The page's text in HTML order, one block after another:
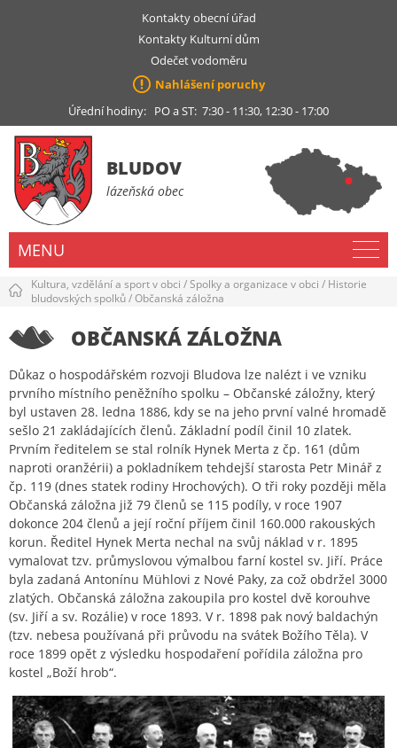
Kontakty obecní úřad
Kontakty Kulturní dům
Odečet vodoměru
Nahlášení poruchy
Úřední hodiny: PO a ST: 7:30 - 11:30, 12:30 - 17:00
BLUDOV
lázeňská obec
MENU
Kultura, vzdělání a sport v obci /Spolky a organizace v obci / Historie
bludovských spolků/Občanská záložna
OBČANSKÁ ZÁLOŽNA
Důkaz o hospodářském rozvoji Bludova lze nalézt i ve vzniku
prvního místního peněžního spolku – Občanské záložny, který
byl ustaven 28. ledna 1886, kdy se na jeho první valné hromadě
sešlo 21 zakládajících členů. Základní podíl činil 10 zlatek.
Prvním ředitelem se stal rolník Hynek Merta z čp. 161 (dům
naproti oranžérii) a pokladníkem tehdejší starosta Petr Minář z
čp. 119 (dnes statek rodiny Hrochových). O tři roky později měla
Občanská záložna již 79 členů se 115 podíly, v roce 1907
dokonce 204 členů a její roční příjem činil 160.000 rakouských
korun. Ředitel Hynek Merta nechal na svůj náklad v r. 1895
vymalovat tzv. průmyslovou výmalbou farní kostel sv. Jiří. Práce
byla zadaná Antonínu Mühlovi z Nové Paky, za což obdržel 3000
zlatých. Občanská záložna zakoupila pro kostel dvě korouhve
(sv. Jiří a sv. Rozálie) v roce 1893. V r. 1898 pak nový baldachýn
(tzv. nebesa používaná při průvodu na svátek Božího Těla). V
roce 1899 opět z výsledku hospodaření pořídila záložna pro
kostel „Boží hrob“.